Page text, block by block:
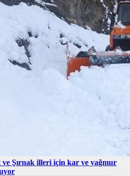
Şırnak illeri için kar ve yağmur